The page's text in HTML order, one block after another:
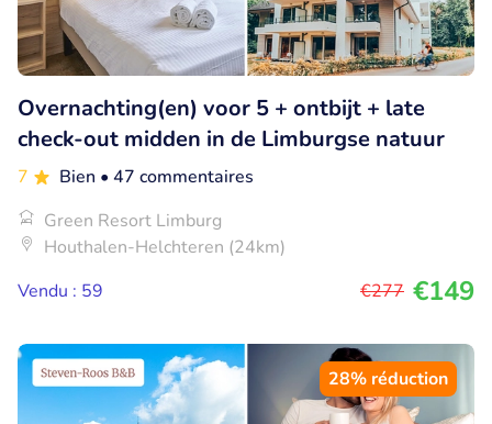
Overnachting(en) voor 5 + ontbijt + late
check-out midden in de Limburgse natuur
7 Bien • 47 commentaires
Green Resort Limburg
Houthalen-Helchteren (24km)
Vendu : 59
€277 €149
28% réduction